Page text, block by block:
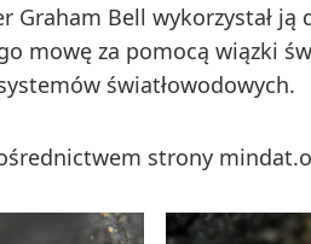
Graham Bell wykorzystał
mowę za pomocą wiązki
światłowodowych.
strony